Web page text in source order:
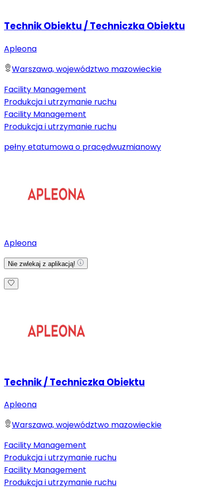
Technik Obiektu / Techniczka Obiektu
Apleona
Warszawa, województwo mazowieckie
Facility Management
Produkcja i utrzymanie ruchu
Facility Management
Produkcja i utrzymanie ruchu
pełny etatumowa o pracędwuzmianowy
Apleona
Nie zwlekaj z aplikacją!
Technik / Techniczka Obiektu
Apleona
Warszawa, województwo mazowieckie
Facility Management
Produkcja i utrzymanie ruchu
Facility Management
Produkcja i utrzymanie ruchu